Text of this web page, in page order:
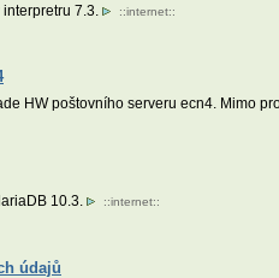
7.3. ::internet::
HW poštovního serveru ecn4. Mimo
10.3. ::internet::
údajů